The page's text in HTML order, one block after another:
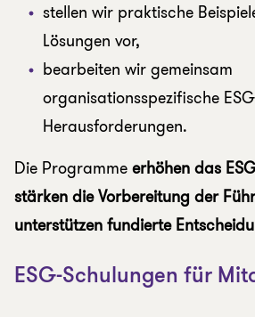
stellen wir praktische
Lösungen vor,
bearbeiten wir gemeinsam
organisationsspezifische
Herausforderungen.
Die Programmeerhöhen das
stärken die Vorbereitung der
unterstützen fundierte
ESG-Schulungen für